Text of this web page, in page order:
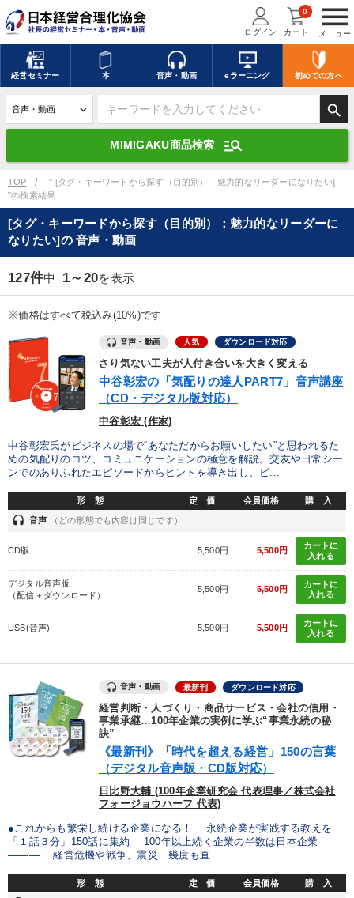
menu
メニュー
ログイン カート
0
経営セミナー 本 音声・動画 eラーニング 初めての方へ
search
MIMIGAKU商品検索 manage_search
キーワードを入力して探す
デジタル版対応のみ検索結果に表示する
search 上記の条件で検索
mic 講演収録物を探す
ます
カテゴリー
優秀各社の智恵と戦略 事業家のロマンと経営
若手異才経営者の発想 専門家のアドバイス
テーマ
【最新刊】時代を超える経営150の言葉＋社長のスピーチ・話材
「利上げ時代の最新・銀行対策」＋「不動産市況予測」＋「市場
資産戦略 【6月】音声・映像
タル版（音声／動画ストリーミング・ダウンロード）
業種
キーワード
TOP
" [タグ・キーワードから探す（目的別）：魅力的なリーダーになりたい]
"の検索結果
[タグ・キーワードから探す（目的別）：魅力的なリーダーに
なりたい]の 音声・動画
127件中 1～20を表示
※価格はすべて税込み(10%)です
音声・動画 人気 ダウンロード対応
さり気ない工夫が人付き合いを大きく変える
中谷彰宏の「気配りの達人PART7」音声講座
（CD・デジタル版対応）
中谷彰宏 (作家)
中谷彰宏氏がビジネスの場で“あなただからお願いしたい”と思われるた
めの気配りのコツ、コミュニケーションの極意を解説。交友や日常シー
ンでのありふれたエピソードからヒントを導き出し、ビ...
形 態 定 価 会員価格 購 入
headset 音声 （どの形態でも内容は同じです）
CD版 5,500円 5,500円
カートに
入れる
デジタル音声版
（配信＋ダウンロード）
5,500円 5,500円
カートに
入れる
USB(音声) 5,500円 5,500円
カートに
入れる
音声・動画 最新刊 ダウンロード対応
経営判断・人づくり・商品サービス・会社の信用・
事業承継…100年企業の実例に学ぶ“事業永続の秘
訣”
《最新刊》「時代を超える経営」150の言葉
（デジタル音声版・CD版対応）
日比野大輔 (100年企業研究会 代表理事／株式会社
フォージョウハーフ 代表)
●これからも繁栄し続ける企業になる！ 永続企業が実践する教えを
「１話３分」150話に集約 100年以上続く企業の半数は日本企業
――― 経営危機や戦争、震災…幾度も直...
形 態 定 価 会員価格 購 入